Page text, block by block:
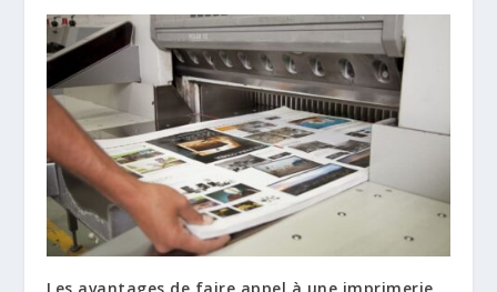
Les avantages de faire appel à une imprimerie